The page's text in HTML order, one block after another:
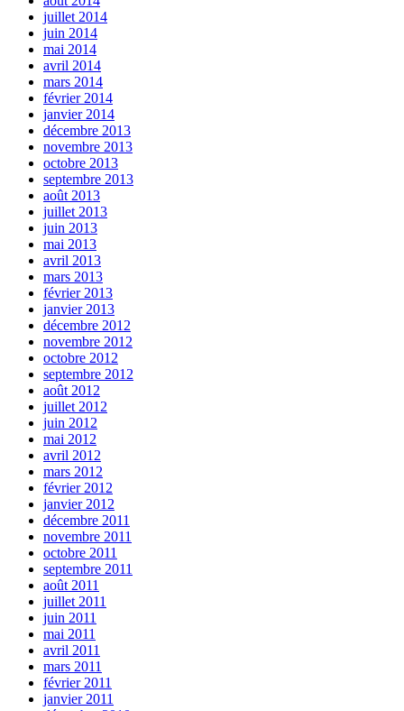
juillet 2014
juin 2014
mai 2014
avril 2014
mars 2014
février 2014
janvier 2014
décembre 2013
novembre 2013
octobre 2013
septembre 2013
août 2013
juillet 2013
juin 2013
mai 2013
avril 2013
mars 2013
février 2013
janvier 2013
décembre 2012
novembre 2012
octobre 2012
septembre 2012
août 2012
juillet 2012
juin 2012
mai 2012
avril 2012
mars 2012
février 2012
janvier 2012
décembre 2011
novembre 2011
octobre 2011
septembre 2011
août 2011
juillet 2011
juin 2011
mai 2011
avril 2011
mars 2011
février 2011
janvier 2011